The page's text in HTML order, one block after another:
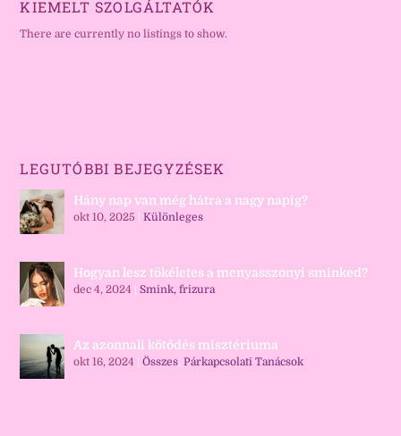
KIEMELT SZOLGÁLTATÓK
There are currently no listings to show.
LEGUTÓBBI BEJEGYZÉSEK
Hány nap van még hátra a nagy napig?
okt 10, 2025 |Különleges
Hogyan lesz tökéletes a menyasszonyi sminked?
dec 4, 2024 |Smink, frizura
Az azonnali kötődés misztériuma
okt 16, 2024 |Összes,Párkapcsolati Tanácsok